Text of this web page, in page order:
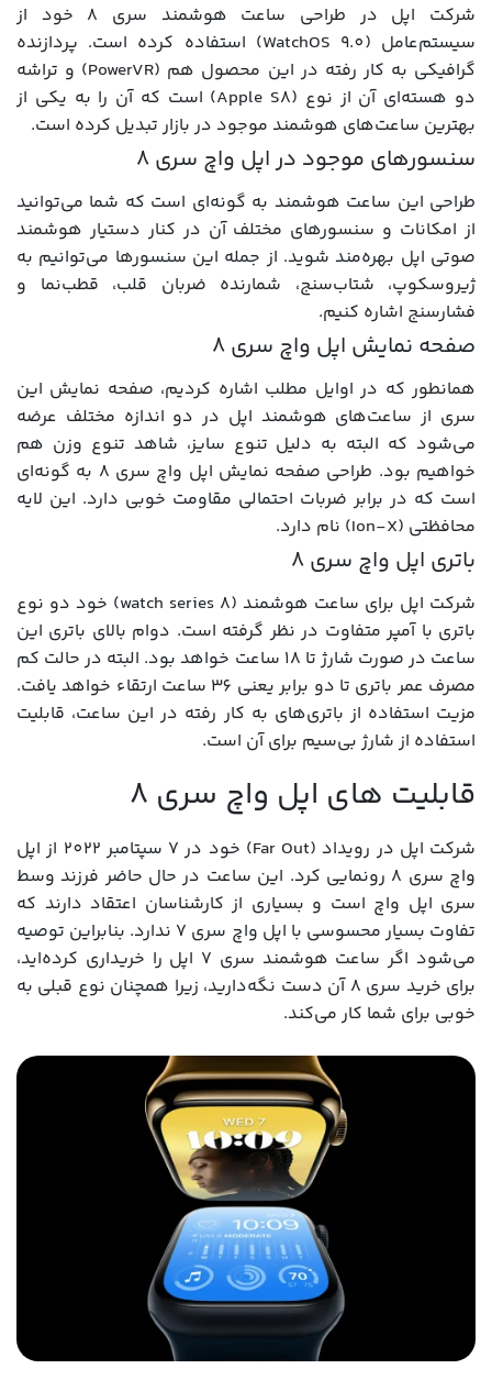
شرکت اپل در طراحی ساعت هوشمند سری 8 خود از
سیستم‌عامل (WatchOS 9.0) استفاده کرده است. پردازنده
گرافیکی به کار رفته در این محصول هم (PowerVR) و تراشه
دو هسته‌ای آن از نوع (Apple S8) است که آن را به یکی از
بهترین ساعت‌های هوشمند موجود در بازار تبدیل کرده است.
سنسورهای موجود در اپل واچ سری 8
طراحی این ساعت هوشمند به گونه‌ای است که شما می‌توانید
از امکانات و سنسورهای مختلف آن در کنار دستیار هوشمند
صوتی اپل بهره‌مند شوید. از جمله این سنسورها می‌توانیم به
ژیروسکوپ، شتاب‌سنج، شمارنده ضربان قلب، قطب‌نما و
فشارسنج اشاره کنیم.
صفحه نمایش اپل واچ سری 8
همانطور که در اوایل مطلب اشاره کردیم، صفحه نمایش این
سری از ساعت‌های هوشمند اپل در دو اندازه مختلف عرضه
می‌شود که البته به دلیل تنوع سایز، شاهد تنوع وزن هم
خواهیم بود. طراحی صفحه نمایش اپل واچ سری 8 به گونه‌ای
است که در برابر ضربات احتمالی مقاومت خوبی دارد. این لایه
محافظتی (Ion-X) نام دارد.
باتری اپل واچ سری 8
شرکت اپل برای ساعت‌ هوشمند (watch series 8) خود دو نوع
باتری با آمپر متفاوت در نظر گرفته است. دوام بالای باتری این
ساعت در صورت شارژ تا 18 ساعت خواهد بود. البته در حالت کم‌
مصرف عمر باتری تا دو برابر یعنی 36 ساعت ارتقاء خواهد یافت.
مزیت استفاده از باتری‌های به کار رفته در این ساعت، قابلیت
استفاده از شارژ بی‌سیم برای آن‌ است.
قابلیت های اپل واچ سری 8
شرکت اپل در رویداد (Far Out) خود در 7 سپتامبر 2022 از اپل
واچ سری 8 رونمایی کرد. این ساعت در حال حاضر فرزند وسط
سری اپل واچ است و بسیاری از کارشناسان اعتقاد دارند که
تفاوت بسیار محسوسی با اپل واچ سری 7 ندارد. بنابراین توصیه
می‌شود اگر ساعت هوشمند سری 7 اپل را خریداری کرده‌اید،
برای خرید سری 8 آن دست نگه‌دارید، زیرا همچنان نوع قبلی به
خوبی برای شما کار می‌کند.